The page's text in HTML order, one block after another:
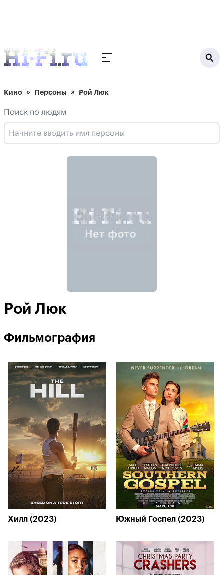
Кино Персоны Рой Люк
Поиск по людям
Рой Люк
Фильмография
Хилл (2023) Южный Госпел (2023)